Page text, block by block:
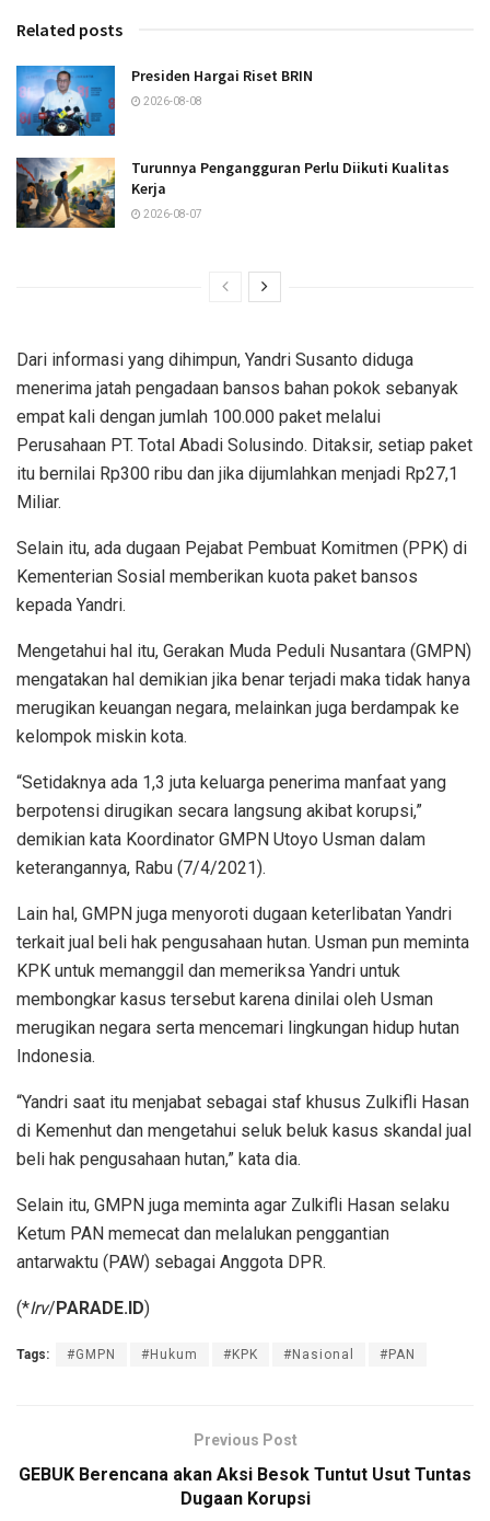
Related posts
Presiden Hargai Riset BRIN
2026-08-08
Turunnya Pengangguran Perlu Diikuti Kualitas
Kerja
2026-08-07
Dari informasi yang dihimpun, Yandri Susanto diduga
menerima jatah pengadaan bansos bahan pokok sebanyak
empat kali dengan jumlah 100.000 paket melalui
Perusahaan PT. Total Abadi Solusindo. Ditaksir, setiap paket
itu bernilai Rp300 ribu dan jika dijumlahkan menjadi Rp27,1
Miliar.
Selain itu, ada dugaan Pejabat Pembuat Komitmen (PPK) di
Kementerian Sosial memberikan kuota paket bansos
kepada Yandri.
Mengetahui hal itu, Gerakan Muda Peduli Nusantara (GMPN)
mengatakan hal demikian jika benar terjadi maka tidak hanya
merugikan keuangan negara, melainkan juga berdampak ke
kelompok miskin kota.
“Setidaknya ada 1,3 juta keluarga penerima manfaat yang
berpotensi dirugikan secara langsung akibat korupsi,”
demikian kata Koordinator GMPN Utoyo Usman dalam
keterangannya, Rabu (7/4/2021).
Lain hal, GMPN juga menyoroti dugaan keterlibatan Yandri
terkait jual beli hak pengusahaan hutan. Usman pun meminta
KPK untuk memanggil dan memeriksa Yandri untuk
membongkar kasus tersebut karena dinilai oleh Usman
merugikan negara serta mencemari lingkungan hidup hutan
Indonesia.
“Yandri saat itu menjabat sebagai staf khusus Zulkifli Hasan
di Kemenhut dan mengetahui seluk beluk kasus skandal jual
beli hak pengusahaan hutan,” kata dia.
Selain itu, GMPN juga meminta agar Zulkifli Hasan selaku
Ketum PAN memecat dan melalukan penggantian
antarwaktu (PAW) sebagai Anggota DPR.
(*Irv/ PARADE.ID)
Tags: #GMPN #Hukum #KPK #Nasional #PAN
Previous Post
GEBUK Berencana akan Aksi Besok Tuntut Usut Tuntas
Dugaan Korupsi